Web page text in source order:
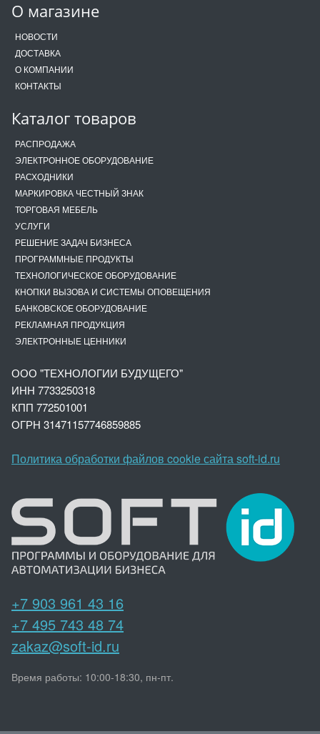
О магазине
НОВОСТИ
ДОСТАВКА
О КОМПАНИИ
КОНТАКТЫ
Каталог товаров
РАСПРОДАЖА
ЭЛЕКТРОННОЕ ОБОРУДОВАНИЕ
РАСХОДНИКИ
МАРКИРОВКА ЧЕСТНЫЙ ЗНАК
ТОРГОВАЯ МЕБЕЛЬ
УСЛУГИ
РЕШЕНИЕ ЗАДАЧ БИЗНЕСА
ПРОГРАММНЫЕ ПРОДУКТЫ
ТЕХНОЛОГИЧЕСКОЕ ОБОРУДОВАНИЕ
КНОПКИ ВЫЗОВА И СИСТЕМЫ ОПОВЕЩЕНИЯ
БАНКОВСКОЕ ОБОРУДОВАНИЕ
РЕКЛАМНАЯ ПРОДУКЦИЯ
ЭЛЕКТРОННЫЕ ЦЕННИКИ
ООО "ТЕХНОЛОГИИ БУДУЩЕГО"
ИНН 7733250318
КПП 772501001
ОГРН 31471157746859885
Политика обработки файлов cookie сайта soft-id.ru
+7 903 961 43 16
+7 495 743 48 74
zakaz@soft-id.ru
Время работы: 10:00-18:30, пн-пт.